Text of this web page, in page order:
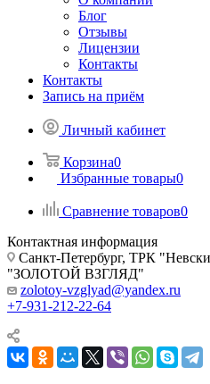
Блог
Отзывы
Лицензии
Контакты
Контакты
Запись на приём
Личный кабинет
Корзина0
Избранные товары0
Сравнение товаров0
Контактная информация
Санкт-Петербург, ТРК
"ЗОЛОТОЙ ВЗГЛЯД"
zolotoy-vzglyad@yandex.ru
+7-931-212-22-64